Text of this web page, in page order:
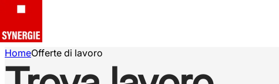
HomeOfferte di lavoro